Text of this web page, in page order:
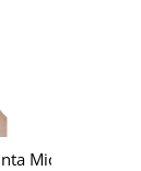
III, art.C649
Microflex